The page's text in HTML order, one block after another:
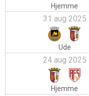
Hjemme
31 aug 2025
Ude
24 aug 2025
Hjemme